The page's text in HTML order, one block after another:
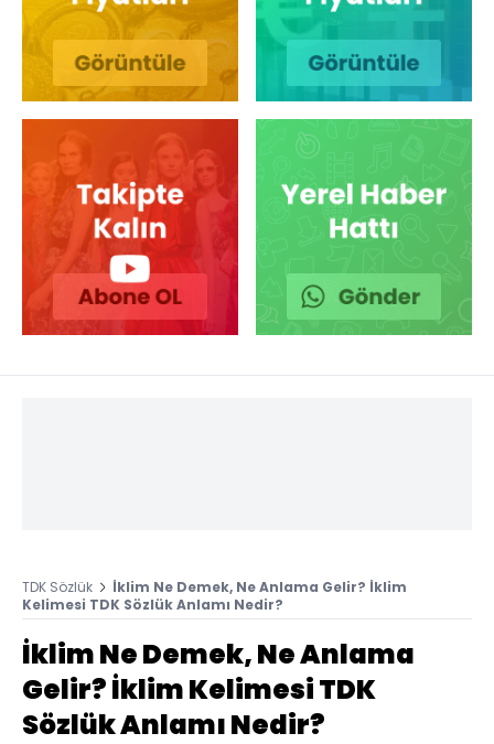
TDK Sözlük
İklim Ne Demek, Ne Anlama Gelir? İklim
Kelimesi TDK Sözlük Anlamı Nedir?
İklim Ne Demek, Ne Anlama
Gelir? İklim Kelimesi TDK
Sözlük Anlamı Nedir?